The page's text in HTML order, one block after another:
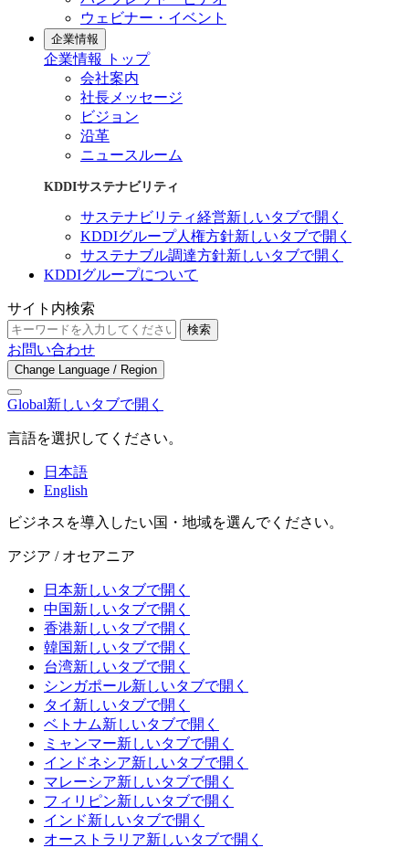
ウェビナー・イベント
企業情報
企業情報 トップ
会社案内
社長メッセージ
ビジョン
沿革
ニュースルーム
KDDIサステナビリティ
サステナビリティ経営新しいタブで開く
KDDIグループ人権方針新しいタブで開く
サステナブル調達方針新しいタブで開く
KDDIグループについて
サイト内検索
検索
お問い合わせ
Change Language / Region
Global新しいタブで開く
言語を選択してください。
日本語
English
ビジネスを導入したい国・地域を選んでください。
アジア / オセアニア
日本新しいタブで開く
中国新しいタブで開く
香港新しいタブで開く
韓国新しいタブで開く
台湾新しいタブで開く
シンガポール新しいタブで開く
タイ 新しいタブで開く
ベトナム新しいタブで開く
ミャンマー新しいタブで開く
インドネシア新しいタブで開く
マレーシア新しいタブで開く
フィリピン新しいタブで開く
インド新しいタブで開く
オーストラリア新しいタブで開く